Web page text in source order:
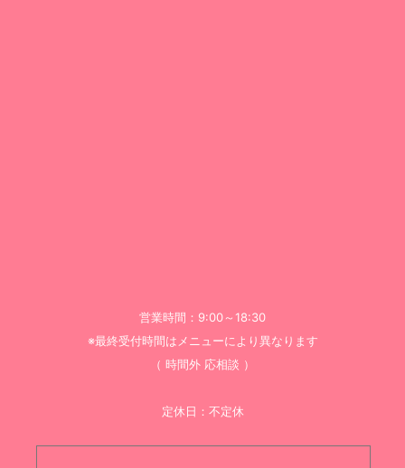
営業時間：9:00～18:30
※最終受付時間はメニューにより異なります
（ 時間外 応相談 ）
定休日：不定休